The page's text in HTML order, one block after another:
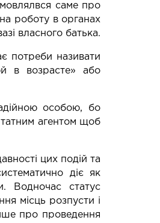
саме про
роботу в органах
власного батька.
потреби називати
в возрасте» або
особою, бо
агентом щоб
цих подій та
діє як
Водночас статус
місць розпусти і
про проведення